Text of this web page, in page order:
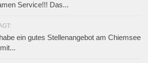
Service!!! Das...
ein gutes Stellenangebot am Chiemsee